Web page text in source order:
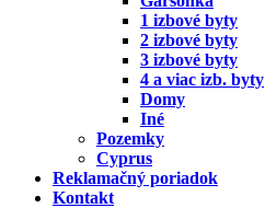
1 izbové byty
2 izbové byty
3 izbové byty
4 a viac izb. byty
Domy
Iné
Pozemky
Cyprus
Reklamačný poriadok
Kontakt